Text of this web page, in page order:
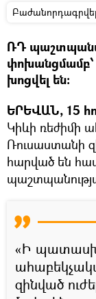
Բաժանորդագրվել
ՌԴ
խոցվել են։
ԵՐԵՎԱՆ, 15
Կիևի ռեժիմի
Ռուսաստանի
հարված են
«Ի
զինված